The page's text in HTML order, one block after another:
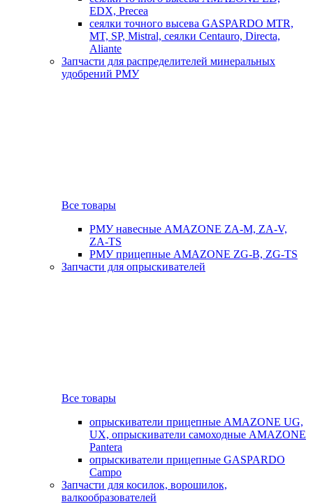
EDX, Precea
сеялки точного высева GASPARDO MTR,
MT, SP, Mistral, сеялки Centauro, Directa,
Aliante
Запчасти для распределителей минеральных
удобрений РМУ
Все товары
РМУ навесные AMAZONE ZA-M, ZA-V,
ZA-TS
РМУ прицепные AMAZONE ZG-B, ZG-TS
Запчасти для опрыскивателей
Все товары
опрыскиватели прицепные AMAZONE UG,
UX, опрыскиватели самоходные AMAZONE
Pantera
опрыскиватели прицепные GASPARDO
Campo
Запчасти для косилок, ворошилок,
валкообразователей